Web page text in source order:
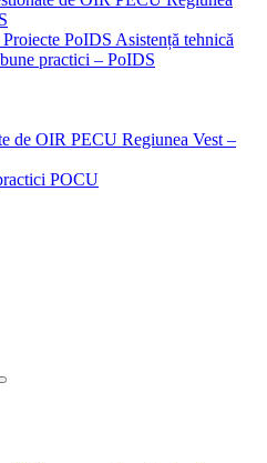
PoIDS Asistență tehnică
practici – PoIDS
de OIR PECU Regiunea Vest –
POCU